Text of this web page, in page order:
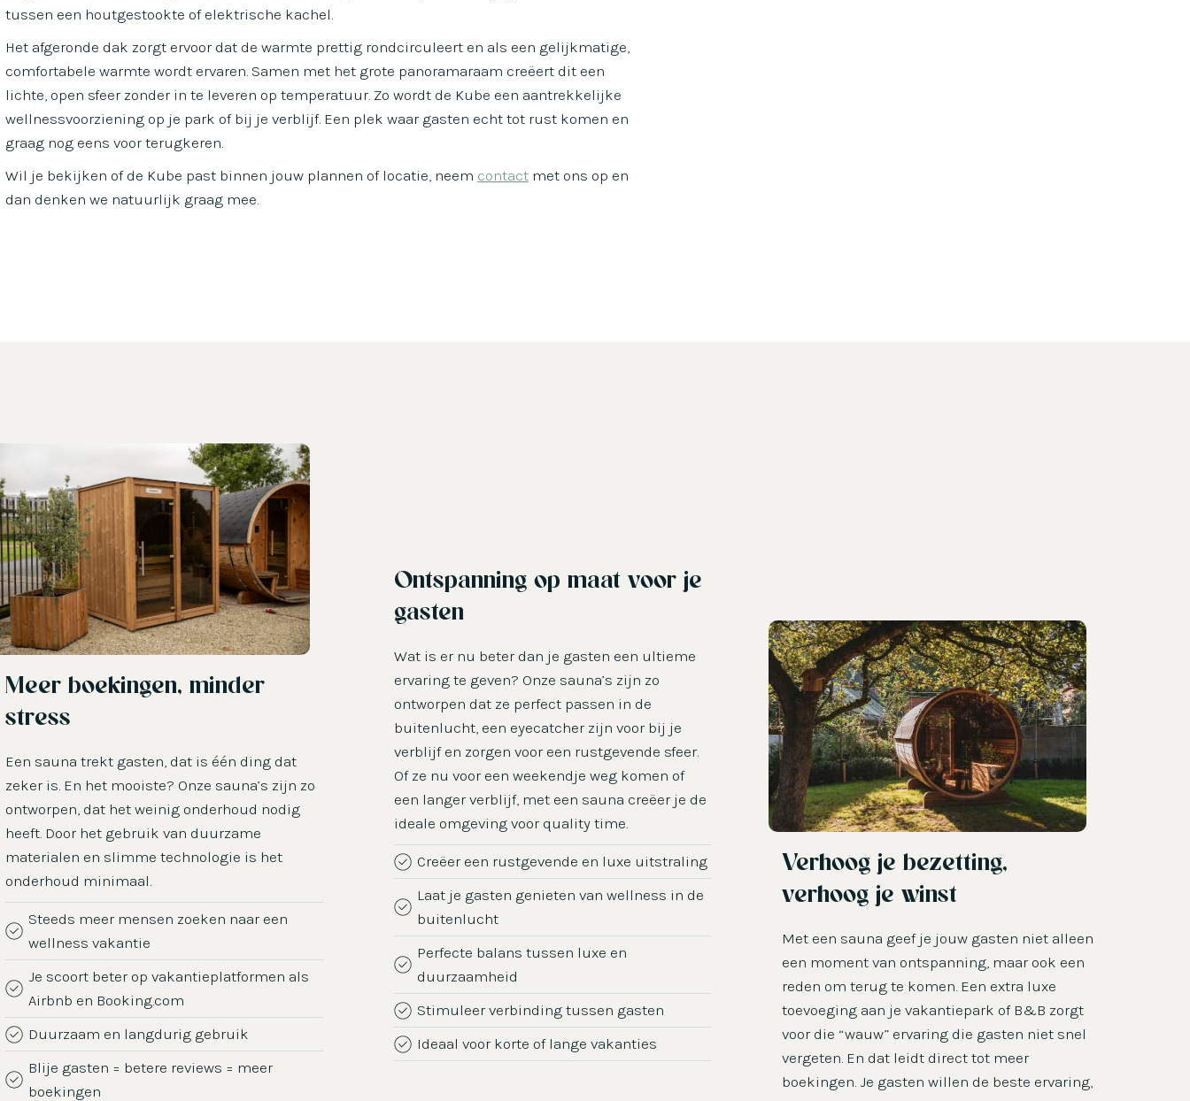
tussen een houtgestookte of elektrische kachel.
Het afgeronde dak zorgt ervoor dat de warmte prettig rondcirculeert en als een gelijkmatige,
comfortabele warmte wordt ervaren. Samen met het grote panoramaraam creëert dit een
lichte, open sfeer zonder in te leveren op temperatuur. Zo wordt de Kube een aantrekkelijke
wellnessvoorziening op je park of bij je verblijf. Een plek waar gasten echt tot rust komen en
graag nog eens voor terugkeren.
Wil je bekijken of de Kube past binnen jouw plannen of locatie, neem contact met ons op en
dan denken we natuurlijk graag mee.
Meer boekingen, minder
stress
Een sauna trekt gasten, dat is één ding dat
zeker is. En het mooiste? Onze sauna’s zijn zo
ontworpen, dat het weinig onderhoud nodig
heeft. Door het gebruik van duurzame
materialen en slimme technologie is het
onderhoud minimaal.
Steeds meer mensen zoeken naar een
wellness vakantie
Je scoort beter op vakantieplatformen als
Airbnb en Booking.com
Duurzaam en langdurig gebruik
Blije gasten = betere reviews = meer
boekingen
Ontspanning op maat voor je
gasten
Wat is er nu beter dan je gasten een ultieme
ervaring te geven? Onze sauna’s zijn zo
ontworpen dat ze perfect passen in de
buitenlucht, een eyecatcher zijn voor bij je
verblijf en zorgen voor een rustgevende sfeer.
Of ze nu voor een weekendje weg komen of
een langer verblijf, met een sauna creëer je de
ideale omgeving voor quality time.
Creëer een rustgevende en luxe uitstraling
Laat je gasten genieten van wellness in de
buitenlucht
Perfecte balans tussen luxe en
duurzaamheid
Stimuleer verbinding tussen gasten
Ideaal voor korte of lange vakanties
Verhoog je bezetting,
verhoog je winst
Met een sauna geef je jouw gasten niet alleen
een moment van ontspanning, maar ook een
reden om terug te komen. Een extra luxe
toevoeging aan je vakantiepark of B&B zorgt
voor die “wauw” ervaring die gasten niet snel
vergeten. En dat leidt direct tot meer
boekingen. Je gasten willen de beste ervaring,